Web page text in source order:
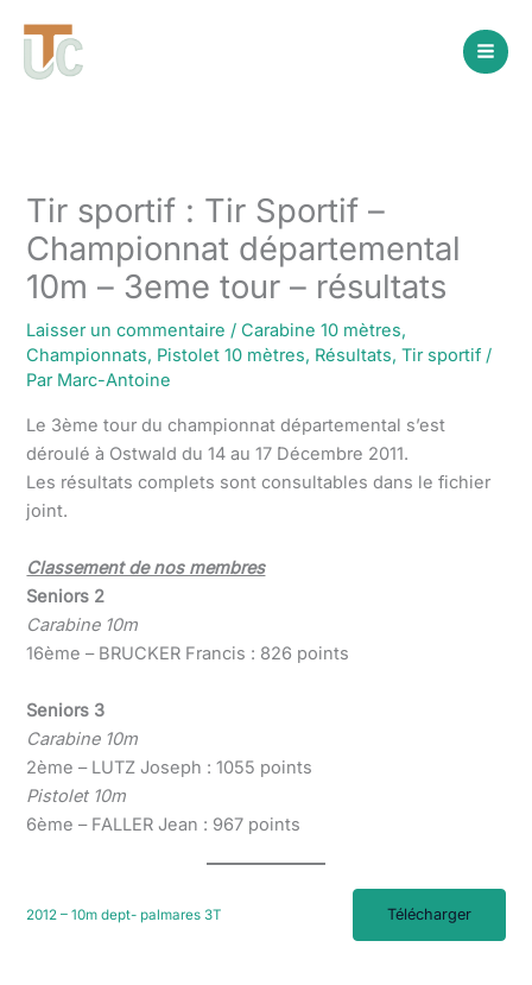
contenu
Tir sportif : Tir Sportif –
Championnat départemental
10m – 3eme tour – résultats
Laisser un commentaire / Carabine 10 mètres,
Championnats, Pistolet 10 mètres, Résultats,Tir sportif /
Par Marc-Antoine
Le 3ème tour du championnat départemental s’est
déroulé à Ostwald du 14 au 17 Décembre 2011.
Les résultats complets sont consultables dans le fichier
joint.
Classement de nos membres
Seniors 2
Carabine 10m
16ème – BRUCKER Francis : 826 points
Seniors 3
Carabine 10m
2ème – LUTZ Joseph : 1055 points
Pistolet 10m
6ème – FALLER Jean : 967 points
2012 – 10m dept- palmares 3T Télécharger